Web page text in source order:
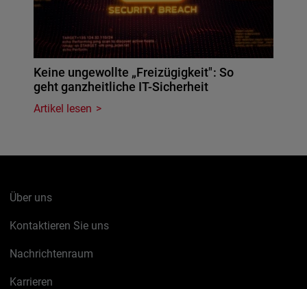
Keine ungewollte „Freizügigkeit": So
geht ganzheitliche IT-Sicherheit
Artikel lesen
Über uns
Kontaktieren Sie uns
Nachrichtenraum
Karrieren